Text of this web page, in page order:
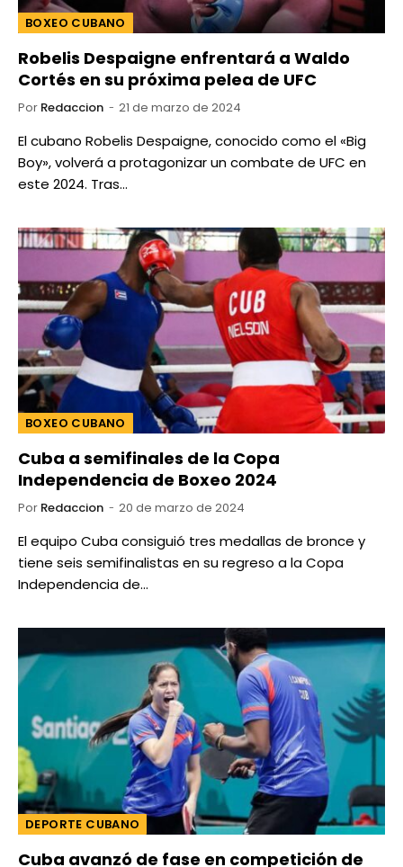
BOXEO CUBANO
Robelis Despaigne enfrentará a Waldo
Cortés en su próxima pelea de UFC
Por Redaccion 21 de marzo de 2024
El cubano Robelis Despaigne, conocido como el «Big
Boy», volverá a protagonizar un combate de UFC en
este 2024. Tras…
BOXEO CUBANO
Cuba a semifinales de la Copa
Independencia de Boxeo 2024
Por Redaccion 20 de marzo de 2024
El equipo Cuba consiguió tres medallas de bronce y
tiene seis semifinalistas en su regreso a la Copa
Independencia de…
DEPORTE CUBANO
Cuba avanzó de fase en competición de